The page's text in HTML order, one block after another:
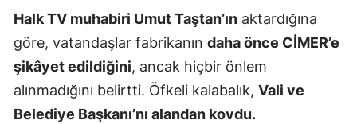
Halk TV muhabiri Umut Taştan’ın aktardığına
göre, vatandaşlar fabrikanın daha önce CİMER’e
şikâyet edildiğini, ancak hiçbir önlem
alınmadığını belirtti. Öfkeli kalabalık, Vali ve
Belediye Başkanı’nı alandan kovdu.